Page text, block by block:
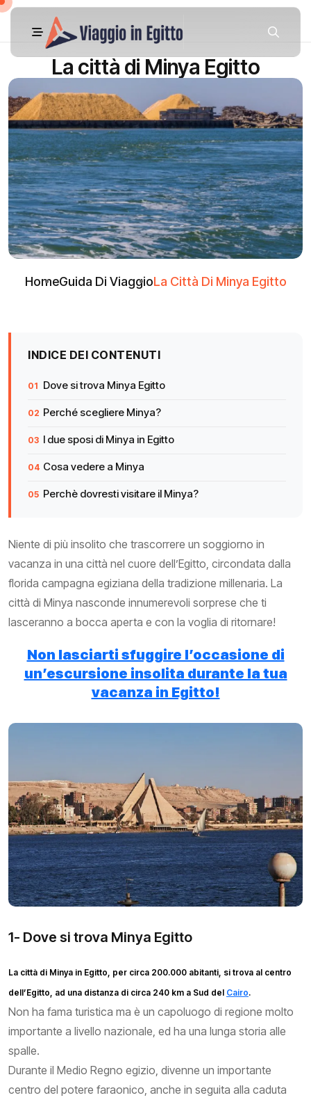
La città di Minya Egitto
HomeGuida Di ViaggioLa Città Di Minya Egitto
INDICE DEI CONTENUTI
Dove si trova Minya Egitto
Perché scegliere Minya?
I due sposi di Minya in Egitto
Cosa vedere a Minya
Perchè dovresti visitare il Minya?
Niente di più insolito che trascorrere un soggiorno in
vacanza in una città nel cuore dell’Egitto, circondata dalla
florida campagna egiziana della tradizione millenaria. La
città di Minya nasconde innumerevoli sorprese che ti
lasceranno a bocca aperta e con la voglia di ritornare!
Non lasciarti sfuggire l’occasione di
un’escursione insolita durante la tua
vacanza in Egitto!
1- Dove si trova Minya Egitto
La città di Minya in Egitto, per circa 200.000 abitanti, si trova al centro
dell’Egitto, ad una distanza di circa 240 km a Sud del Cairo.
Non ha fama turistica ma è un capoluogo di regione molto
importante a livello nazionale, ed ha una lunga storia alle
spalle.
Durante il Medio Regno egizio, divenne un importante
centro del potere faraonico, anche in seguita alla caduta